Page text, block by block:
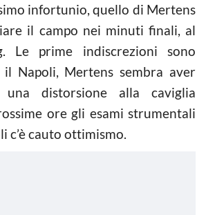
infortunio, quello di Mertens
il campo nei minuti finali, al
Le prime indiscrezioni sono
Napoli, Mertens sembra aver
distorsione alla caviglia
ore gli esami strumentali
c’è cauto ottimismo.